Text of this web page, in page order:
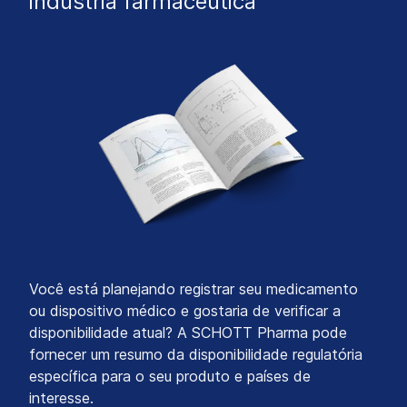
Você está planejando registrar seu medicamento
ou dispositivo médico e gostaria de verificar a
disponibilidade atual? A SCHOTT Pharma pode
fornecer um resumo da disponibilidade regulatória
específica para o seu produto e países de
interesse.